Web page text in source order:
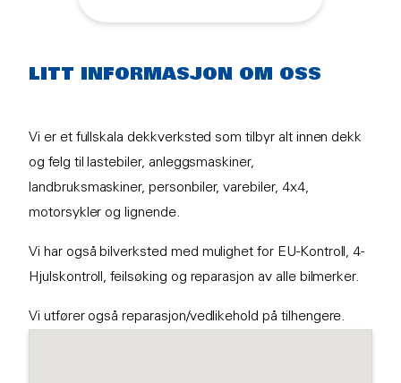
LITT INFORMASJON OM OSS
Vi er et fullskala dekkverksted som tilbyr alt innen dekk
og felg til lastebiler, anleggsmaskiner,
landbruksmaskiner, personbiler, varebiler, 4x4,
motorsykler og lignende.
Vi har også bilverksted med mulighet for EU-Kontroll, 4-
Hjulskontroll, feilsøking og reparasjon av alle bilmerker.
Vi utfører også reparasjon/vedlikehold på tilhengere.